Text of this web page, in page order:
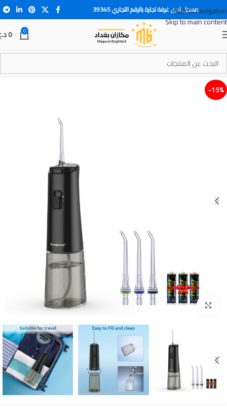
Skip to navigation
Skip to main content
مسجل لدى غرفة تجارة بالرقم التجاري 39345
0
0
15%-
Click to enlarge